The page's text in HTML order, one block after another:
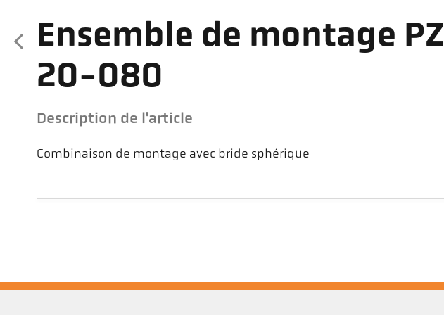
Ensemble de montage PZ
20-080
Description de l'article
Combinaison de montage avec bride sphérique